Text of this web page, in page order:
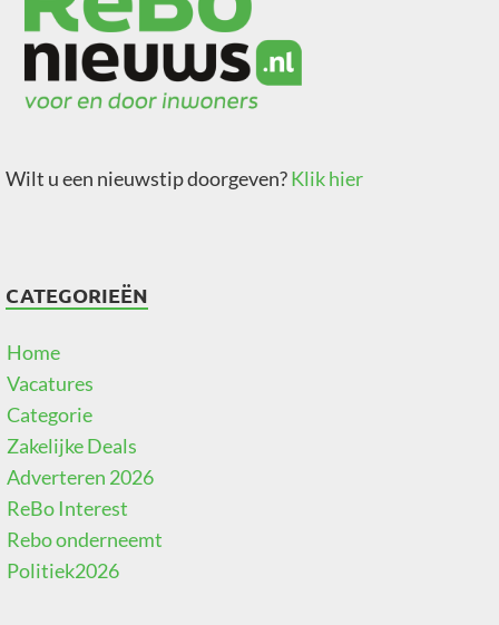
Wilt u een nieuwstip doorgeven?Klik hier
CATEGORIEËN
Home
Vacatures
Categorie
Zakelijke Deals
Adverteren 2026
ReBo Interest
Rebo onderneemt
Politiek2026